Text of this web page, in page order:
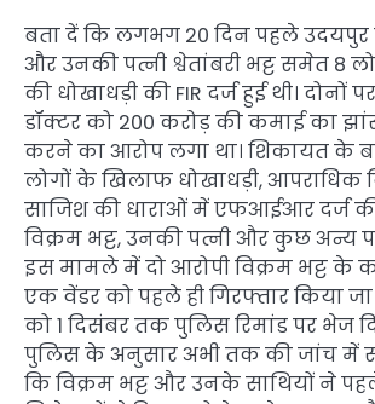
बता दें कि लगभग 20 दिन पहले उदयपुर
और उनकी पत्नी श्वेतांबरी भट्ट समेत 8
की धोखाधड़ी की FIR दर्ज हुई थी। दोनों
डॉक्टर को 200 करोड़ की कमाई का
करने का आरोप लगा था। शिकायत के
लोगों के खिलाफ धोखाधड़ी, आपराधिक
साजिश की धाराओं में एफआईआर दर्ज
विक्रम भट्ट, उनकी पत्नी और कुछ अन्य
इस मामले में दो आरोपी विक्रम भट्ट के
एक वेंडर को पहले ही गिरफ्तार किया जा
को 1 दिसंबर तक पुलिस रिमांड पर भेज
पुलिस के अनुसार अभी तक की जांच में
कि विक्रम भट्ट और उनके साथियों ने